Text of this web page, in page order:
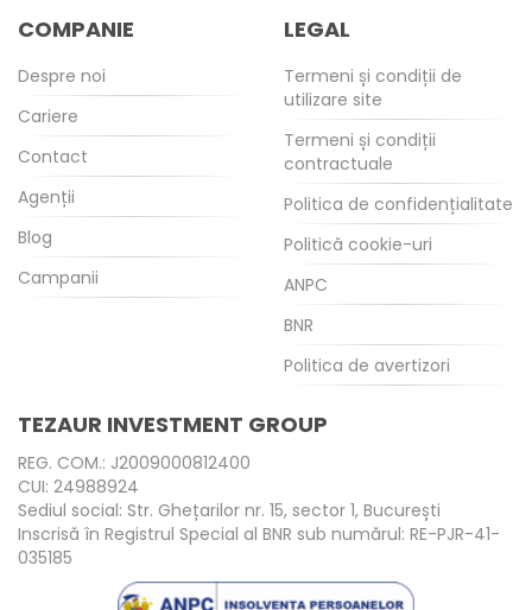
COMPANIE
Despre noi
Cariere
Contact
Agenții
Blog
Campanii
LEGAL
Termeni și condiții de
utilizare site
Termeni și condiții
contractuale
Politica de confidențialitate
Politică cookie-uri
ANPC
BNR
Politica de avertizori
TEZAUR INVESTMENT GROUP
REG. COM.: J2009000812400
CUI: 24988924
Sediul social: Str. Ghețarilor nr. 15, sector 1, București
Inscrisă în Registrul Special al BNR sub numărul: RE-PJR-41-
035185